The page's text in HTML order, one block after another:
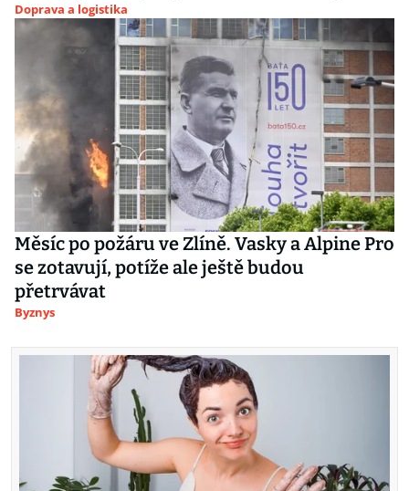
Doprava a logistika
Měsíc po požáru ve Zlíně. Vasky a Alpine Pro
se zotavují, potíže ale ještě budou
přetrvávat
Byznys